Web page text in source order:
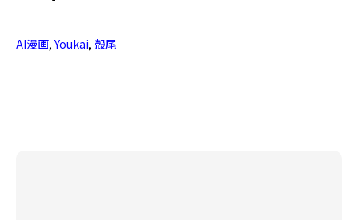
AI漫画,Youkai, 殻尾